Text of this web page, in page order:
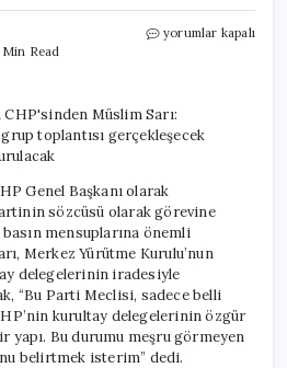
Min Read
Kılıçdaroğlu’nun
grup
ve
diyalog
heyeti
kurulacak
için
yorumlar kapalı
Genel Başkanı olarak
sözcüsü olarak görevine
mensuplarına önemli
Merkez Yürütme Kurulu’nun
delegelerinin iradesiyle
“Bu Parti Meclisi, sadece belli
kurultay delegelerinin özgür
yapı. Bu durumu meşru görmeyen
belirtmek isterim” dedi.